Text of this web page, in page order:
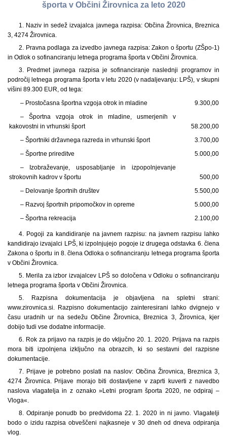
športa v Občini Žirovnica za leto 2020
1. Naziv in sedež izvajalca javnega razpisa: Občina Žirovnica, Breznica
3, 4274 Žirovnica.
2. Pravna podlaga za izvedbo javnega razpisa: Zakon o športu (ZŠpo-1)
in Odlok o sofinanciranju letnega programa športa v Občini Žirovnica.
3. Predmet javnega razpisa je sofinanciranje naslednji programov in
področij letnega programa športa v letu 2020 (v nadaljevanju: LPŠ), v skupni
višini 89.300 EUR, od tega:
– Prostočasna športna vzgoja otrok in mladine
9.300,00
– Športna vzgoja otrok in mladine, usmerjenih v
kakovostni in vrhunski šport
58.200,00
– Športniki državnega razreda in vrhunski šport
3.700,00
– Športne prireditve
5.000,00
– Izobraževanje, usposabljanje in izpopolnjevanje
strokovnih kadrov v športu
500,00
– Delovanje športnih društev
5.500,00
– Razvoj športnih pripomočkov in opreme
5.000,00
– Športna rekreacija
2.100,00
4. Pogoji za kandidiranje na javnem razpisu: na javnem razpisu lahko
kandidirajo izvajalci LPŠ, ki izpolnjujejo pogoje iz drugega odstavka 6. člena
Zakona o športu in 8. člena Odloka o sofinanciranju letnega programa športa
v Občini Žirovnica.
5. Merila za izbor izvajalcev LPŠ so določena v Odloku o sofinanciranju
letnega programa športa v Občini Žirovnica.
5. Razpisna dokumentacija je objavljena na spletni strani:
www.zirovnica.si. Razpisno dokumentacijo zainteresirani lahko dvignejo v
času uradnih ur na sedežu Občine Žirovnica, Breznica 3, Žirovnica, kjer
dobijo tudi vse dodatne informacije.
6. Rok za prijavo na razpis je do vključno 20. 1. 2020. Prijava na razpis
mora biti izpolnjena izključno na obrazcih, ki so sestavni del razpisne
dokumentacije.
7. Prijave je potrebno poslati na naslov: Občina Žirovnica, Breznica 3,
4274 Žirovnica. Prijave morajo biti dostavljene v zaprti kuverti z navedbo
naslova vlagatelja in z oznako »Letni program športa 2020, ne odpiraj –
Vloga«.
8. Odpiranje ponudb bo predvidoma 22. 1. 2020 in ni javno. Vlagatelji
bodo o izidu razpisa obveščeni najkasneje v 30 dneh od dneva odpiranja
vlog.